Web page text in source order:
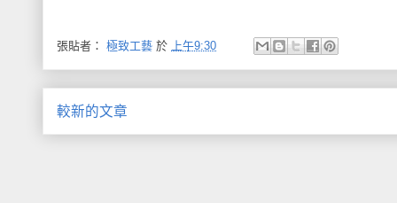
張貼者： 極致工藝 於 上午9:30
較新的文章